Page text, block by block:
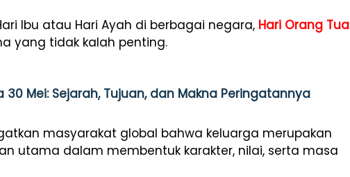
Ibu atau Hari Ayah di berbagai negara, Hari Orang Tua
yang tidak kalah penting.
30 Mei: Sejarah, Tujuan, dan Makna Peringatannya
masyarakat global bahwa keluarga merupakan
utama dalam membentuk karakter, nilai, serta masa